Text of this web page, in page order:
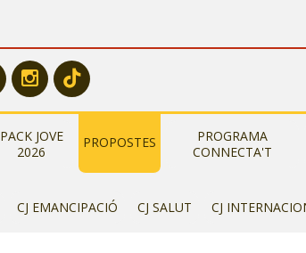
PACK JOVE
2026
PROPOSTES
PROGRAMA
CONNECTA'T
CJ EMANCIPACIÓ CJ SALUT CJ